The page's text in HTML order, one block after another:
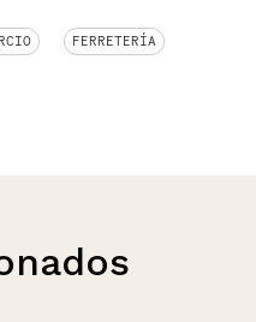
FERRETERÍA